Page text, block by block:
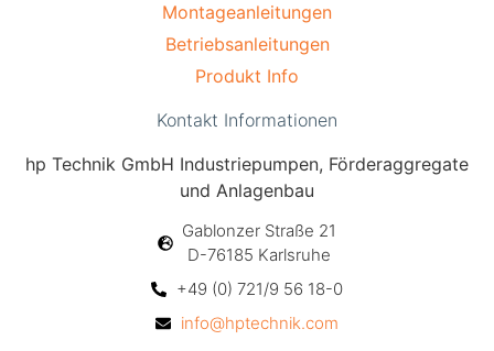
Montageanleitungen
Betriebsanleitungen
Produkt Info
Kontakt Informationen
hp Technik GmbH Industriepumpen, Förderaggregate
und Anlagenbau
Gablonzer Straße 21
D-76185 Karlsruhe
+49 (0) 721/9 56 18-0
info@hptechnik.com